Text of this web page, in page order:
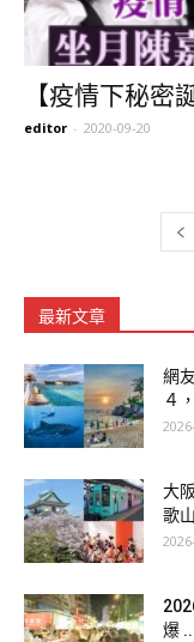
【疫情下秘密
editor - 2020-09-20
最新文章
網
４
大
歌
爆